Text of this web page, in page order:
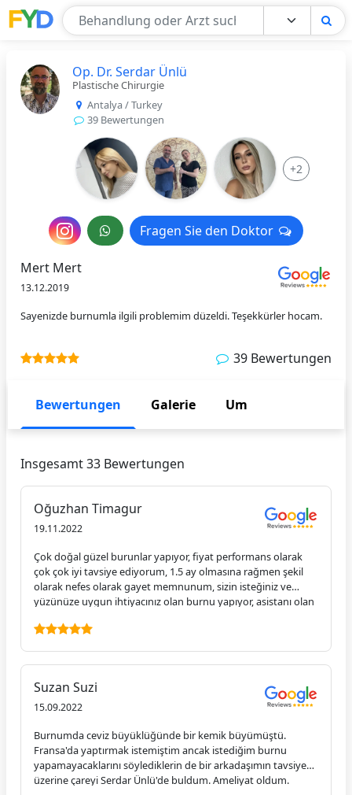
Find Your Doctor
Op. Dr. Serdar Ünlü
Plastische Chirurgie
Antalya / Turkey
39 Bewertungen
+2
Nachricht
an
Arzt
Fragen Sie den Doktor
Fragen Sie den Doktor
Mert Mert
13.12.2019
Sayenizde burnumla ilgili problemim düzeldi. Teşekkürler hocam.
39 Bewertungen
Bewertungen Galerie Um
Insgesamt 33 Bewertungen
Oğuzhan Timagur
19.11.2022
Çok doğal güzel burunlar yapıyor, fiyat performans olarak
çok çok iyi tavsiye ediyorum, 1.5 ay olmasına rağmen şekil
olarak nefes olarak gayet memnunum, sizin isteğiniz ve
yüzünüze uygun ihtiyacınız olan burnu yapıyor, asistanı olan
olarak başarılı, doktorun tecrübesini hissediyorsunuz.
Suzan Suzi
15.09.2022
Burnumda ceviz büyüklüğünde bir kemik büyümüştü.
Fransa'da yaptırmak istemiştim ancak istediğim burnu
yapamayacaklarını söylediklerin de bir arkadaşımın tavsiyesi
üzerine çareyi Serdar Ünlü'de buldum. Ameliyat oldum.